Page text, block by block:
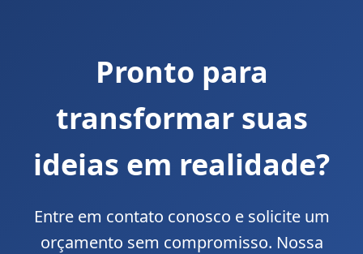
Pronto para
transformar suas
ideias em realidade?
Entre em contato conosco e solicite um
orçamento sem compromisso. Nossa